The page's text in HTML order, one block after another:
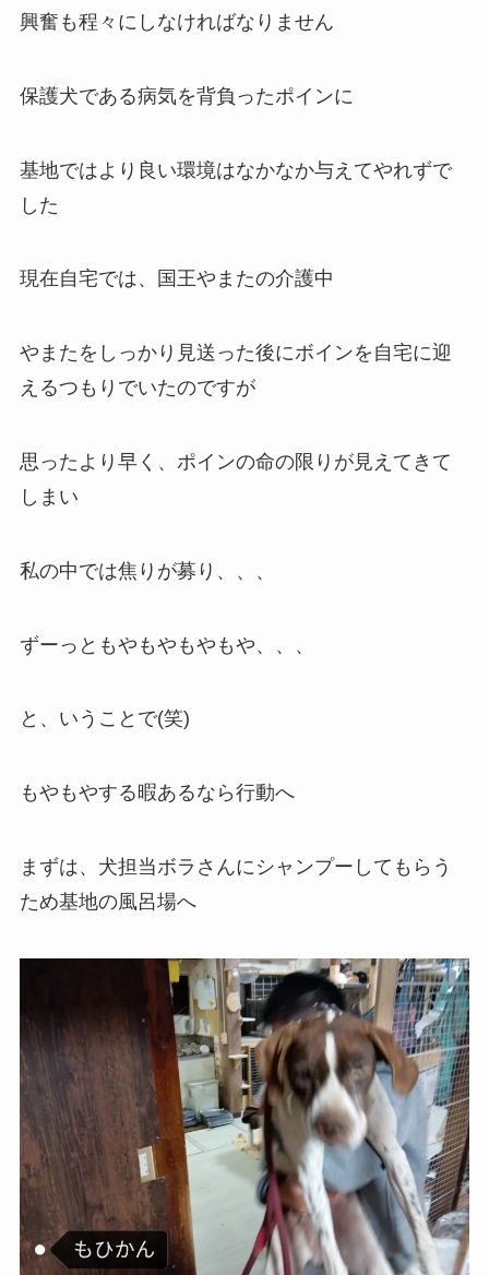
興奮も程々にしなければなりません
保護犬である病気を背負ったポインに
基地ではより良い環境はなかなか与えてやれずで
した
現在自宅では、国王やまたの介護中
やまたをしっかり見送った後にボインを自宅に迎
えるつもりでいたのですが
思ったより早く、ポインの命の限りが見えてきて
しまい
私の中では焦りが募り、、、
ずーっともやもやもやもや、、、
と、いうことで(笑)
もやもやする暇あるなら行動へ
まずは、犬担当ボラさんにシャンプーしてもらう
ため基地の風呂場へ